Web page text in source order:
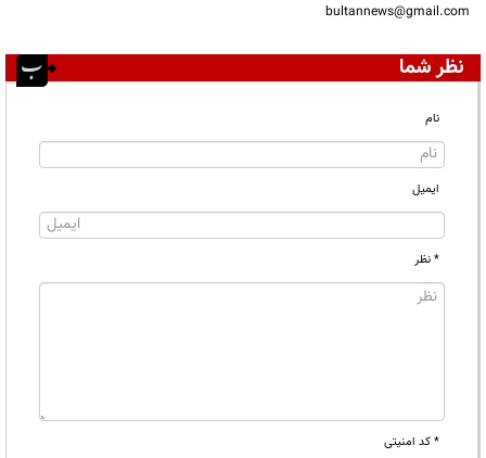
bultannews@gmail.com
نظر شما
نام
ایمیل
* نظر
* کد امنیتی